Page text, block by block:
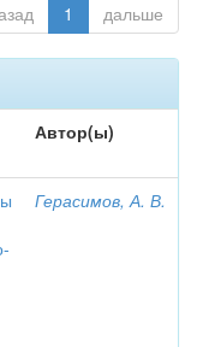
1 дальше
Автор(ы)
Герасимов, А. В.